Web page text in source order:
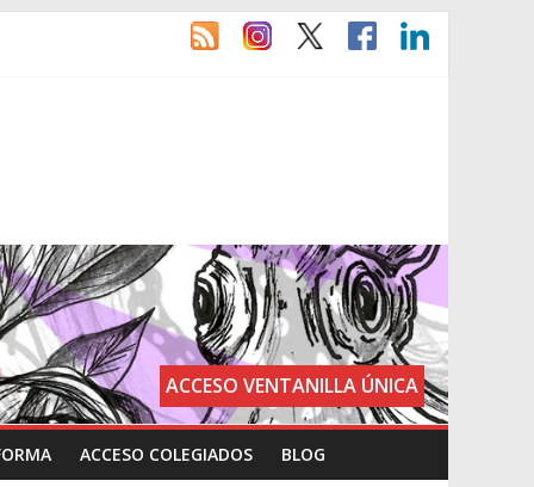
ACCESO VENTANILLA ÚNICA
ACCESO COLEGIADOS BLOG